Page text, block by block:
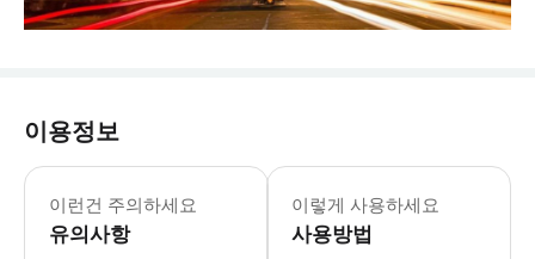
이용정보
이런건 주의하세요
유의사항
이렇게 사용하세요
사용방법